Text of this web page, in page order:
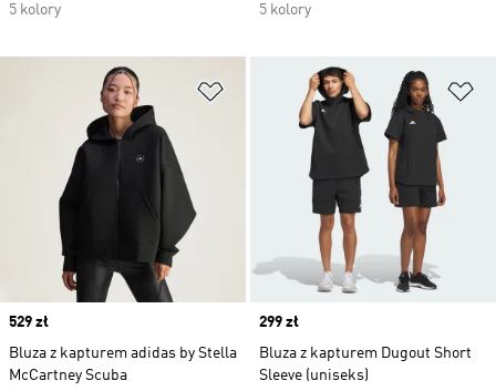
5 kolory
5 kolory
Dodaj do listy życzeń
Price
529 zł
Bluza z kapturem adidas by Stella
McCartney Scuba
Price
299 zł
Bluza z kapturem Dugout Short
Sleeve (uniseks)